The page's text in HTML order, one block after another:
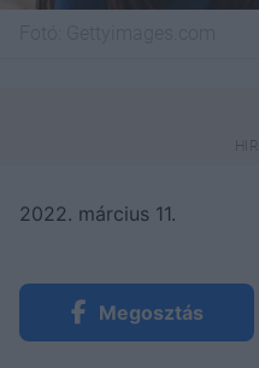
2022. március 11.
Megosztás